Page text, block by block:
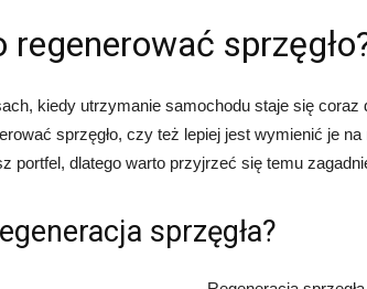
regenerować
kiedy utrzymanie samochodu staje się coraz
sprzęgło, czy też lepiej jest wymienić je
portfel, dlatego warto przyjrzeć się temu
sprzęgła?